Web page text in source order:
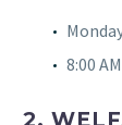
8:00
2.